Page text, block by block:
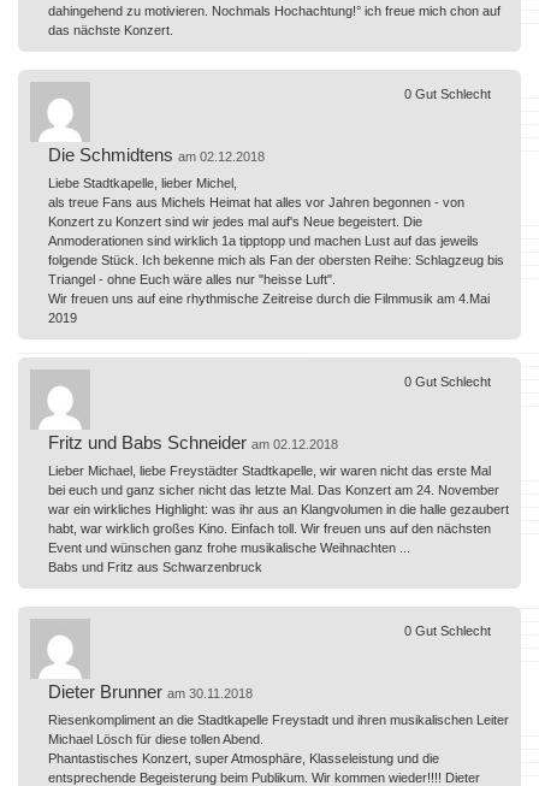
dahingehend zu motivieren. Nochmals Hochachtung!° ich freue mich chon auf
das nächste Konzert.
Die Schmidtens am 02.12.2018
Liebe Stadtkapelle, lieber Michel,
als treue Fans aus Michels Heimat hat alles vor Jahren begonnen - von
Konzert zu Konzert sind wir jedes mal auf's Neue begeistert. Die
Anmoderationen sind wirklich 1a tipptopp und machen Lust auf das jeweils
folgende Stück. Ich bekenne mich als Fan der obersten Reihe: Schlagzeug bis
Triangel - ohne Euch wäre alles nur "heisse Luft".
Wir freuen uns auf eine rhythmische Zeitreise durch die Filmmusik am 4.Mai
2019
0 Gut Schlecht
Fritz und Babs Schneider am 02.12.2018
Lieber Michael, liebe Freystädter Stadtkapelle, wir waren nicht das erste Mal
bei euch und ganz sicher nicht das letzte Mal. Das Konzert am 24. November
war ein wirkliches Highlight: was ihr aus an Klangvolumen in die halle gezaubert
habt, war wirklich großes Kino. Einfach toll. Wir freuen uns auf den nächsten
Event und wünschen ganz frohe musikalische Weihnachten ...
Babs und Fritz aus Schwarzenbruck
0 Gut Schlecht
Dieter Brunner am 30.11.2018
Riesenkompliment an die Stadtkapelle Freystadt und ihren musikalischen Leiter
Michael Lösch für diese tollen Abend.
Phantastisches Konzert, super Atmosphäre, Klasseleistung und die
entsprechende Begeisterung beim Publikum. Wir kommen wieder!!!! Dieter
0 Gut Schlecht